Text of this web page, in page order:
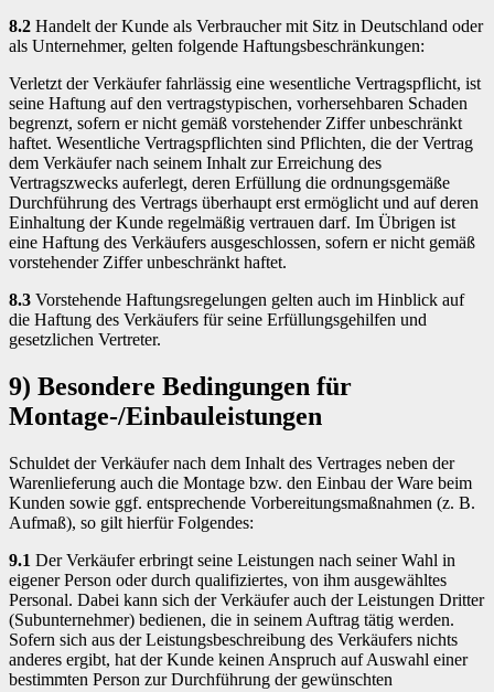
8.2 Handelt der Kunde als Verbraucher mit Sitz in Deutschland oder
als Unternehmer, gelten folgende Haftungsbeschränkungen:
Verletzt der Verkäufer fahrlässig eine wesentliche Vertragspflicht, ist
seine Haftung auf den vertragstypischen, vorhersehbaren Schaden
begrenzt, sofern er nicht gemäß vorstehender Ziffer unbeschränkt
haftet. Wesentliche Vertragspflichten sind Pflichten, die der Vertrag
dem Verkäufer nach seinem Inhalt zur Erreichung des
Vertragszwecks auferlegt, deren Erfüllung die ordnungsgemäße
Durchführung des Vertrags überhaupt erst ermöglicht und auf deren
Einhaltung der Kunde regelmäßig vertrauen darf. Im Übrigen ist
eine Haftung des Verkäufers ausgeschlossen, sofern er nicht gemäß
vorstehender Ziffer unbeschränkt haftet.
8.3 Vorstehende Haftungsregelungen gelten auch im Hinblick auf
die Haftung des Verkäufers für seine Erfüllungsgehilfen und
gesetzlichen Vertreter.
9) Besondere Bedingungen für
Montage-/Einbauleistungen
Schuldet der Verkäufer nach dem Inhalt des Vertrages neben der
Warenlieferung auch die Montage bzw. den Einbau der Ware beim
Kunden sowie ggf. entsprechende Vorbereitungsmaßnahmen (z. B.
Aufmaß), so gilt hierfür Folgendes:
9.1 Der Verkäufer erbringt seine Leistungen nach seiner Wahl in
eigener Person oder durch qualifiziertes, von ihm ausgewähltes
Personal. Dabei kann sich der Verkäufer auch der Leistungen Dritter
(Subunternehmer) bedienen, die in seinem Auftrag tätig werden.
Sofern sich aus der Leistungsbeschreibung des Verkäufers nichts
anderes ergibt, hat der Kunde keinen Anspruch auf Auswahl einer
bestimmten Person zur Durchführung der gewünschten